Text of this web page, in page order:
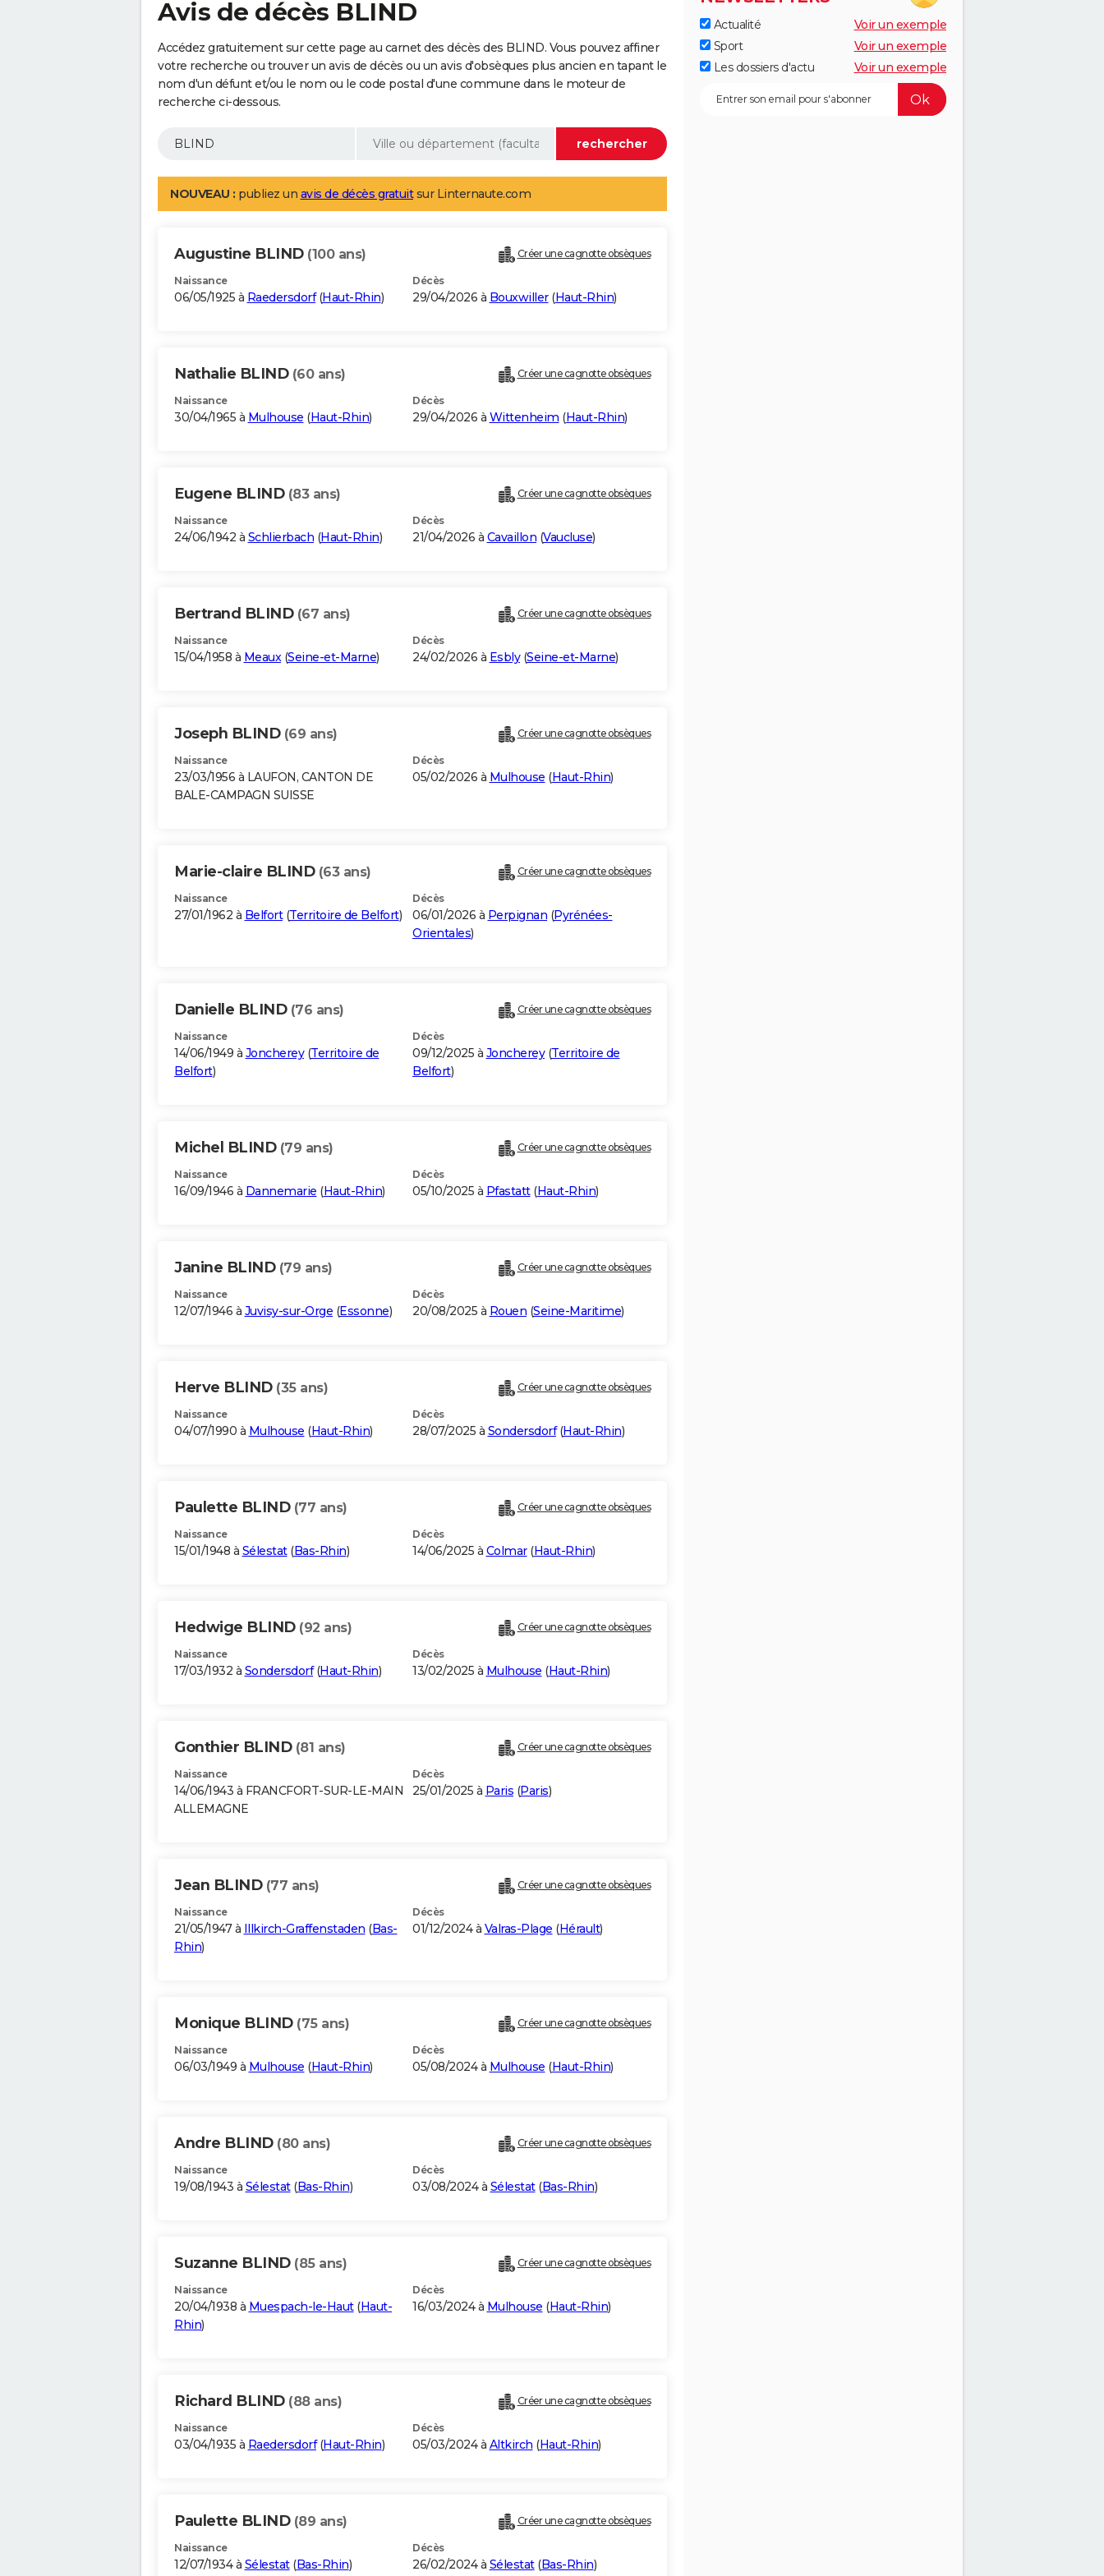
Avis de décès BLIND
Accédez gratuitement sur cette page au carnet des décès des BLIND. Vous pouvez affiner
votre recherche ou trouver un avis de décès ou un avis d'obsèques plus ancien en tapant le
nom d'un défunt et/ou le nom ou le code postal d'une commune dans le moteur de
recherche ci-dessous.
NOUVEAU : publiez un avis de décès gratuitsur Linternaute.com
Augustine BLIND (100 ans) Créer une cagnotte obsèques
Naissance
06/05/1925 à Raedersdorf(Haut-Rhin)
Décès
29/04/2026 à Bouxwiller(Haut-Rhin)
Nathalie BLIND (60 ans) Créer une cagnotte obsèques
Naissance
30/04/1965 à Mulhouse (Haut-Rhin)
Décès
29/04/2026 à Wittenheim (Haut-Rhin)
Eugene BLIND (83 ans) Créer une cagnotte obsèques
Naissance
24/06/1942 à Schlierbach (Haut-Rhin)
Décès
21/04/2026 à Cavaillon (Vaucluse)
Bertrand BLIND (67 ans) Créer une cagnotte obsèques
Naissance
15/04/1958 à Meaux(Seine-et-Marne)
Décès
24/02/2026 à Esbly(Seine-et-Marne)
Joseph BLIND (69 ans) Créer une cagnotte obsèques
Naissance
23/03/1956 à LAUFON, CANTON DE
BALE-CAMPAGN SUISSE
Décès
05/02/2026 à Mulhouse (Haut-Rhin)
Marie-claire BLIND (63 ans) Créer une cagnotte obsèques
Naissance
27/01/1962 à Belfort(Territoire de Belfort)
Décès
06/01/2026 à Perpignan (Pyrénées-
Orientales)
Danielle BLIND (76 ans) Créer une cagnotte obsèques
Naissance
14/06/1949 à Joncherey(Territoire de
Belfort)
Décès
09/12/2025 à Joncherey(Territoire de
Belfort)
Michel BLIND (79 ans) Créer une cagnotte obsèques
Naissance
16/09/1946 à Dannemarie (Haut-Rhin)
Décès
05/10/2025 à Pfastatt(Haut-Rhin)
Janine BLIND (79 ans) Créer une cagnotte obsèques
Naissance
12/07/1946 à Juvisy-sur-Orge (Essonne)
Décès
20/08/2025 à Rouen (Seine-Maritime)
Herve BLIND (35 ans) Créer une cagnotte obsèques
Naissance
04/07/1990 à Mulhouse (Haut-Rhin)
Décès
28/07/2025 à Sondersdorf(Haut-Rhin)
Paulette BLIND (77 ans) Créer une cagnotte obsèques
Naissance
15/01/1948 à Sélestat(Bas-Rhin)
Décès
14/06/2025 à Colmar(Haut-Rhin)
Hedwige BLIND (92 ans) Créer une cagnotte obsèques
Naissance
17/03/1932 à Sondersdorf(Haut-Rhin)
Décès
13/02/2025 à Mulhouse (Haut-Rhin)
Gonthier BLIND (81 ans) Créer une cagnotte obsèques
Naissance
14/06/1943 à FRANCFORT-SUR-LE-MAIN
ALLEMAGNE
Décès
25/01/2025 à Paris (Paris)
Jean BLIND (77 ans) Créer une cagnotte obsèques
Naissance
21/05/1947 à Illkirch-Graffenstaden (Bas-
Rhin)
Décès
01/12/2024 à Valras-Plage (Hérault)
Monique BLIND (75 ans) Créer une cagnotte obsèques
Naissance
06/03/1949 à Mulhouse (Haut-Rhin)
Décès
05/08/2024 à Mulhouse (Haut-Rhin)
Andre BLIND (80 ans) Créer une cagnotte obsèques
Naissance
19/08/1943 à Sélestat(Bas-Rhin)
Décès
03/08/2024 à Sélestat(Bas-Rhin)
Suzanne BLIND (85 ans) Créer une cagnotte obsèques
Naissance
20/04/1938 à Muespach-le-Haut(Haut-
Rhin)
Décès
16/03/2024 à Mulhouse (Haut-Rhin)
Richard BLIND (88 ans) Créer une cagnotte obsèques
Naissance
03/04/1935 à Raedersdorf(Haut-Rhin)
Décès
05/03/2024 à Altkirch (Haut-Rhin)
Paulette BLIND (89 ans) Créer une cagnotte obsèques
Naissance
12/07/1934 à Sélestat(Bas-Rhin)
Décès
26/02/2024 à Sélestat(Bas-Rhin)
Actualité
Voir un exemple
Sport
Voir un exemple
Les dossiers d'actu
Voir un exemple